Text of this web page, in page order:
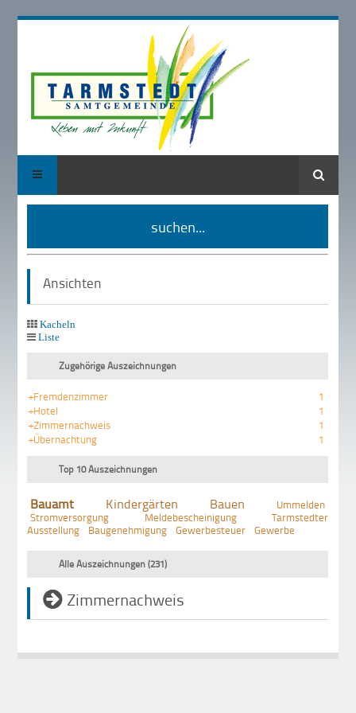
Suche
suchen...
Ansichten
Kacheln
Liste
Zugehörige Auszeichnungen
+Fremdenzimmer
1
+Hotel
1
+Zimmernachweis
1
+Übernachtung
1
Top 10 Auszeichnungen
Bauamt Kindergärten Bauen
Ummelden
Stromversorgung
Meldebescheinigung
Tarmstedter
Ausstellung
Baugenehmigung Gewerbesteuer Gewerbe
Alle Auszeichnungen (231)
Zimmernachweis